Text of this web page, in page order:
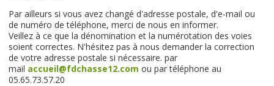
Par ailleurs si vous avez changé d'adresse postale, d'e-mail ou
de numéro de téléphone, merci de nous en informer.
Veillez à ce que la dénomination et la numérotation des voies
soient correctes. N'hésitez pas à nous demander la correction
de votre adresse postale si nécessaire. par
mail accueil@fdchasse12.com ou par téléphone au
05.65.73.57.20